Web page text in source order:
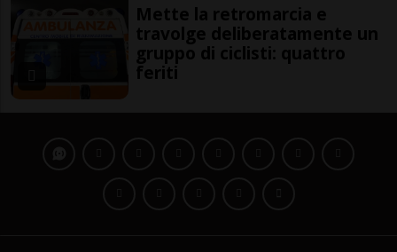
Mette la retromarcia e
travolge deliberatamente un
gruppo di ciclisti: quattro
feriti